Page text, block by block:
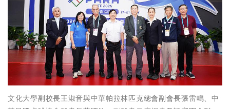
文化大學副校長王淑音與中華帕拉林匹克總會副會長張雷鳴、中